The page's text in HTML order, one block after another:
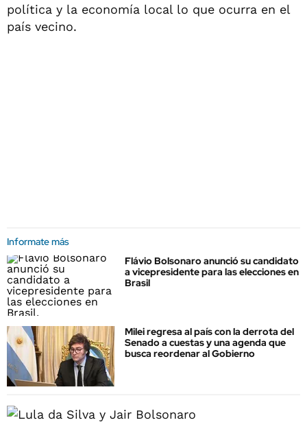
política y la economía local lo que ocurra en el
país vecino.
Informate más
Flávio Bolsonaro anunció su candidato
a vicepresidente para las elecciones en
Brasil
Milei regresa al país con la derrota del
Senado a cuestas y una agenda que
busca reordenar al Gobierno